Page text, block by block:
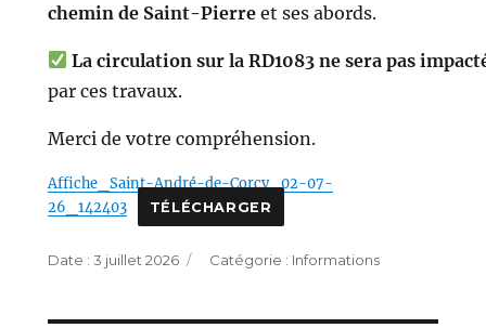
chemin de Saint-Pierreet ses abords.
La circulation sur la RD1083 ne sera pas
par ces travaux.
Merci de votre compréhension.
Affiche_Saint-André-de-Corcy_02-07-
26_142403
TÉLÉCHARGER
Publié
3 juillet 2026 Catégories
Informations